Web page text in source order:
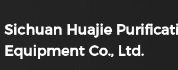
Sichuan Huajie
Equipment Co., Ltd.